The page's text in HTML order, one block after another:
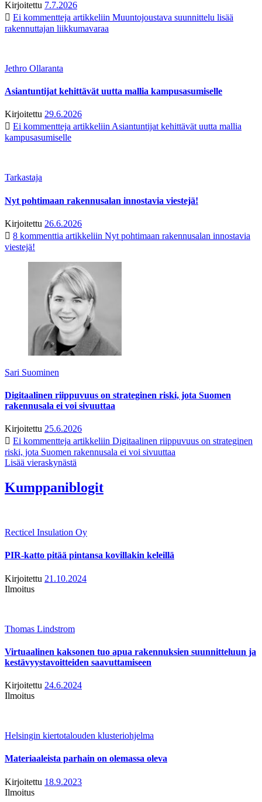
Kirjoitettu 7.7.2026
Ei kommentteja artikkeliin Muuntojoustava suunnittelu lisää
rakennuttajan liikkumavaraa
Jethro Ollaranta
Asiantuntijat kehittävät uutta mallia kampusasumiselle
Kirjoitettu 29.6.2026
Ei kommentteja artikkeliin Asiantuntijat kehittävät uutta mallia
kampusasumiselle
Tarkastaja
Nyt pohtimaan rakennusalan innostavia viestejä!
Kirjoitettu 26.6.2026
8 kommenttia artikkeliin Nyt pohtimaan rakennusalan innostavia
viestejä!
Sari Suominen
Digitaalinen riippuvuus on strateginen riski, jota Suomen
rakennusala ei voi sivuuttaa
Kirjoitettu 25.6.2026
Ei kommentteja artikkeliin Digitaalinen riippuvuus on strateginen
riski, jota Suomen rakennusala ei voi sivuuttaa
Lisää vieraskynästä
Kumppaniblogit
Recticel Insulation Oy
PIR-katto pitää pintansa kovillakin keleillä
Kirjoitettu 21.10.2024
Ilmoitus
Thomas Lindstrom
Virtuaalinen kaksonen tuo apua rakennuksien suunnitteluun ja
kestävyystavoitteiden saavuttamiseen
Kirjoitettu 24.6.2024
Ilmoitus
Helsingin kiertotalouden klusteriohjelma
Materiaaleista parhain on olemassa oleva
Kirjoitettu 18.9.2023
Ilmoitus